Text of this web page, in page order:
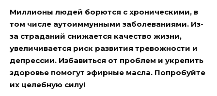
Миллионы людей борются с хроническими, в
том числе аутоиммунными заболеваниями. Из-
за страданий снижается качество жизни,
увеличивается риск развития тревожности и
депрессии. Избавиться от проблем и укрепить
здоровье помогут эфирные масла. Попробуйте
их целебную силу!